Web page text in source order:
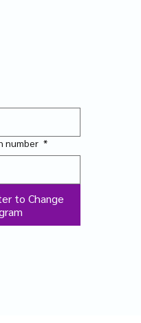
number *
to Change